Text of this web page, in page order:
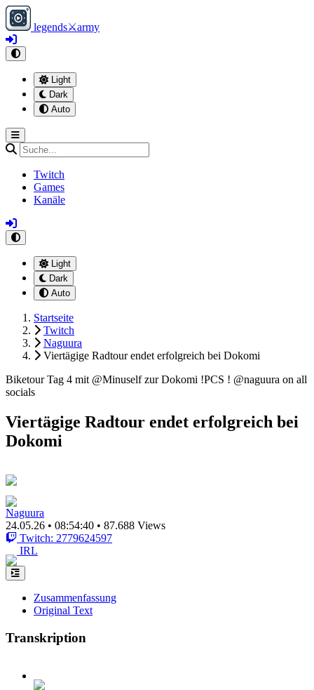
legends⚔army
Light
Dark
Auto
Twitch
Games
Kanäle
Light
Dark
Auto
Startseite
Twitch
Naguura
Viertägige Radtour endet erfolgreich bei Dokomi
Biketour Tag 4 mit @Minuself zur Dokomi !PCS ! @naguura on all
socials
Viertägige Radtour endet erfolgreich bei
Dokomi
Naguura
24.05.26 • 08:54:40 • 87.688 Views
Twitch: 2779624597
IRL
Zusammenfassung
Original Text
Transkription